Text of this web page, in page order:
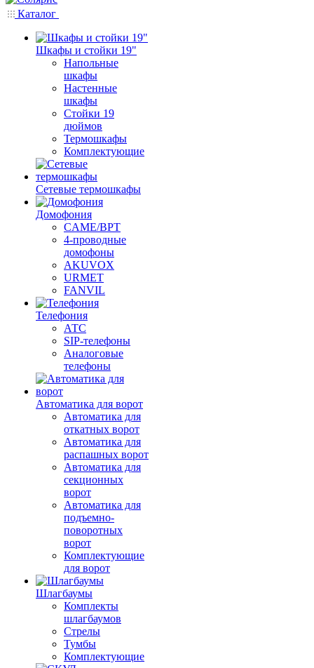
Каталог
Шкафы и стойки 19"
Напольные
шкафы
Настенные
шкафы
Стойки 19
дюймов
Термошкафы
Комплектующие
Сетевые термошкафы
Домофония
CAME/BPT
4-проводные
домофоны
AKUVOX
URMET
FANVIL
Телефония
АТС
SIP-телефоны
Аналоговые
телефоны
Автоматика для ворот
Автоматика для
откатных ворот
Автоматика для
распашных ворот
Автоматика для
секционных
ворот
Автоматика для
подъемно-
поворотных
ворот
Комплектующие
для ворот
Шлагбаумы
Комплекты
шлагбаумов
Стрелы
Тумбы
Комплектующие